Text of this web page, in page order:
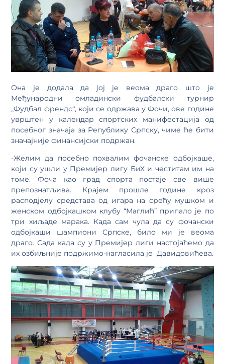
Она је додала да јој је веома драго што је
Међународни омладински фудбалски турнир
„Фудбал френдс“, који се одржава у Фочи, ове године
уврштен у календар спортских манифестација од
посебног значаја за Републику Српску, чиме ће бити
значајније финансијски подржан.
-Желим да посебно похвалим фочанске одбојкаше,
који су ушли у Премијер лигу БиХ и честитам им на
томе. Фоча као град спорта постаје све више
препознатљива. Крајем прошле године кроз
расподјелу средстава од игара на срећу мушком и
женском одбојкашком клубу “Маглић” припало је по
три хиљаде марака. Када сам чула да су фочански
одбојкаши шампиони Српске, било ми је веома
драго. Сада када су у Премијер лиги настојаћемо да
их озбиљније подржимо-нагласила је Давидовићева.